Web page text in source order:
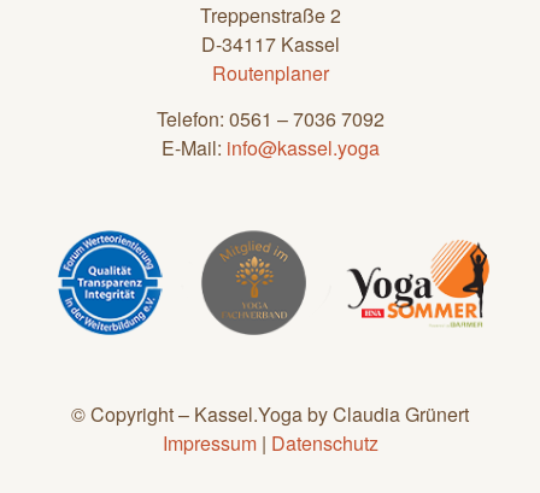
Treppenstraße 2
D-34117 Kassel
Routenplaner
Telefon: 0561 – 7036 7092
E-Mail: info@kassel.yoga
© Copyright – Kassel.Yoga by Claudia Grünert
Impressum| Datenschutz